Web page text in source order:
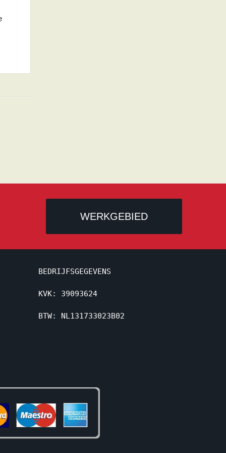
WERKGEBIED
BEDRIJFSGEGEVENS
KVK: 39093624
BTW: NL131733023B02